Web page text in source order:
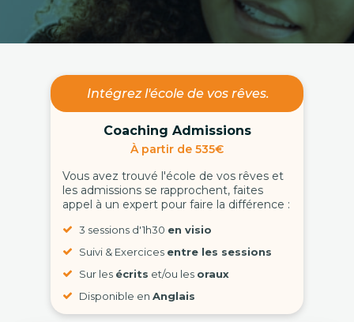
Intégrez l'école de vos rêves.
Coaching Admissions
À partir de 535€
Vous avez trouvé l'école de vos rêves et
les admissions se rapprochent, faites
appel à un expert pour faire la différence :
3 sessions d'1h30 en visio
Suivi & Exercices entre les sessions
Sur les écrits et/ou les oraux
Disponible en Anglais